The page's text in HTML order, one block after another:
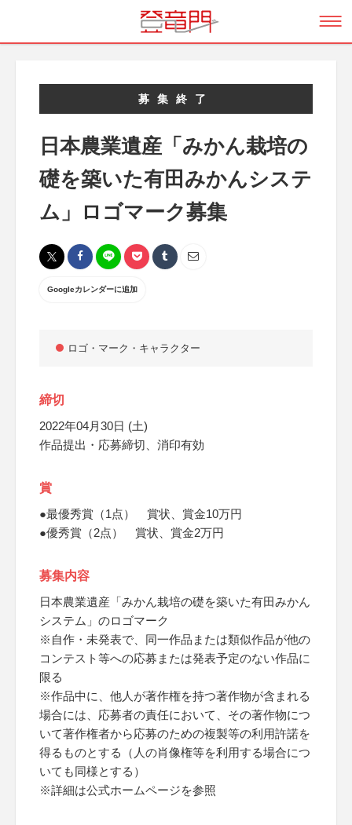
募集終了
日本農業遺産「みかん栽培の
礎を築いた有田みかんシステ
ム」ロゴマーク募集
Googleカレンダーに追加
ロゴ・マーク・キャラクター
締切
2022年04月30日 (土)
作品提出・応募締切、消印有効
賞
●最優秀賞（1点） 賞状、賞金10万円
●優秀賞（2点） 賞状、賞金2万円
募集内容
日本農業遺産「みかん栽培の礎を築いた有田みかん
システム」のロゴマーク
※自作・未発表で、同一作品または類似作品が他の
コンテスト等への応募または発表予定のない作品に
限る
※作品中に、他人が著作権を持つ著作物が含まれる
場合には、応募者の責任において、その著作物につ
いて著作権者から応募のための複製等の利用許諾を
得るものとする（人の肖像権等を利用する場合につ
いても同様とする）
※詳細は公式ホームページを参照